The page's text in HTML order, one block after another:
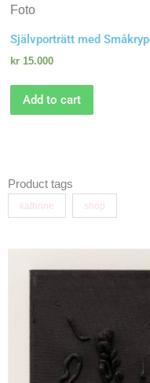
Foto
Självporträtt med Småkryp
kr15.000
Add to cart
Product tags
kathrine shop